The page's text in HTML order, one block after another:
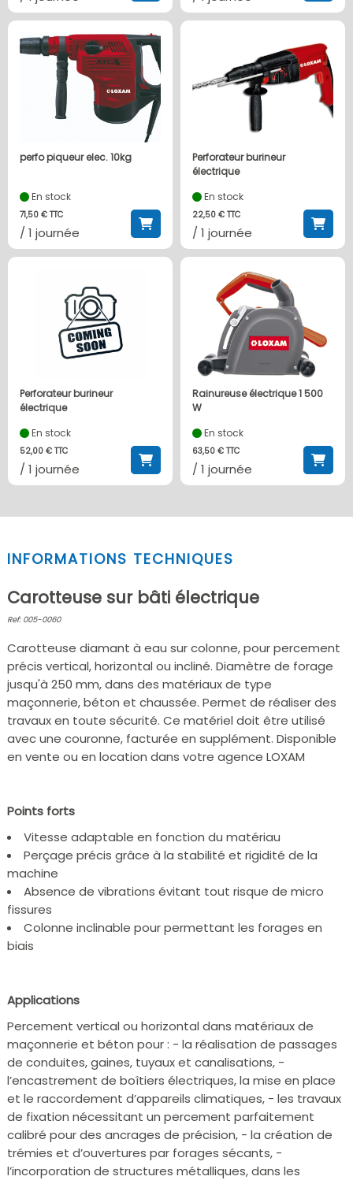
perfo piqueur elec. 10kg
En stock
71,50 € TTC
/ 1 journée
Perforateur burineur
électrique
En stock
22,50 € TTC
/ 1 journée
Perforateur burineur
électrique
En stock
52,00 € TTC
/ 1 journée
Rainureuse électrique 1 500
W
En stock
63,50 € TTC
/ 1 journée
INFORMATIONS TECHNIQUES
Carotteuse sur bâti électrique
Ref: 005-0060
Carotteuse diamant à eau sur colonne, pour percement
précis vertical, horizontal ou incliné. Diamètre de forage
jusqu'à 250 mm, dans des matériaux de type
maçonnerie, béton et chaussée. Permet de réaliser des
travaux en toute sécurité. Ce matériel doit être utilisé
avec une couronne, facturée en supplément. Disponible
en vente ou en location dans votre agence LOXAM
Points forts
Vitesse adaptable en fonction du matériau
Perçage précis grâce à la stabilité et rigidité de la
machine
Absence de vibrations évitant tout risque de micro
fissures
Colonne inclinable pour permettant les forages en
biais
Applications
Percement vertical ou horizontal dans matériaux de
maçonnerie et béton pour : - la réalisation de passages
de conduites, gaines, tuyaux et canalisations, -
l’encastrement de boîtiers électriques, la mise en place
et le raccordement d’appareils climatiques, - les travaux
de fixation nécessitant un percement parfaitement
calibré pour des ancrages de précision, - la création de
trémies et d’ouvertures par forages sécants, -
l’incorporation de structures métalliques, dans les